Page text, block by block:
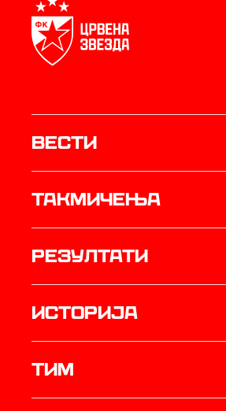
Вести
Такмичења
резултати
историја
ТИМ